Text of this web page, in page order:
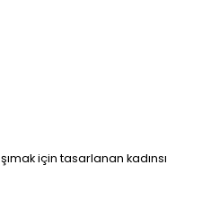
için tasarlanan kadınsı